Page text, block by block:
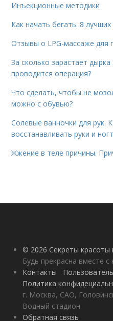
Инъекционные методики
Как начать бегать. 8
Отзывы о LPG-массаже для
За сколько зарастает
проводится операция?
Что сделать, чтобы не
можно с обувью?
Солевые ванночки для рук.
восстанавливать руки и
Жжение в теле причины.
© 2026 Секреты красоты
Будь прекрасна вместе с
Контакты
Политика
г. Москва, САО,
Водный стадион
Обратная связь